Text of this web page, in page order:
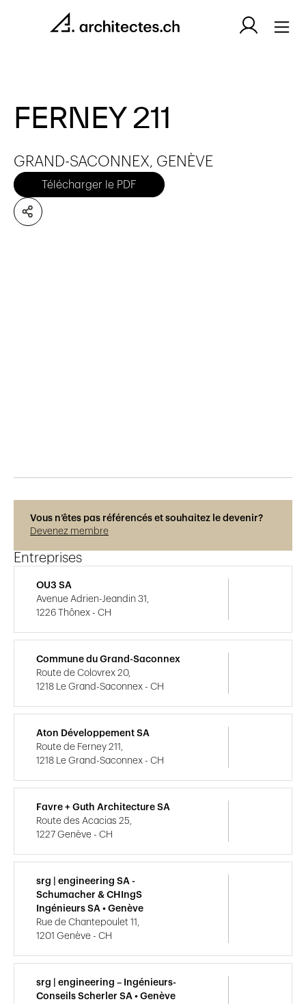
FERNEY 211
GRAND-SACONNEX, GENÈVE
Télécharger le PDF
Vous n’êtes pas référencés et souhaitez le devenir?
Devenez membre
Entreprises
OU3 SA
Avenue Adrien-Jeandin 31,
1226 Thônex - CH
Commune du Grand-Saconnex
Route de Colovrex 20,
1218 Le Grand-Saconnex - CH
Aton Développement SA
Route de Ferney 211,
1218 Le Grand-Saconnex - CH
Favre + Guth Architecture SA
Route des Acacias 25,
1227 Genève - CH
srg | engineering SA -
Schumacher & CHIngS
Ingénieurs SA • Genève
Rue de Chantepoulet 11,
1201 Genève - CH
srg | engineering – Ingénieurs-
Conseils Scherler SA • Genève